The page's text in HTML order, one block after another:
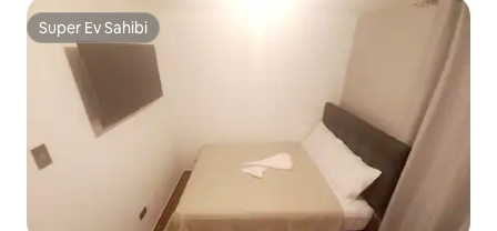
Super Ev Sahibi
Super Ev Sahibi